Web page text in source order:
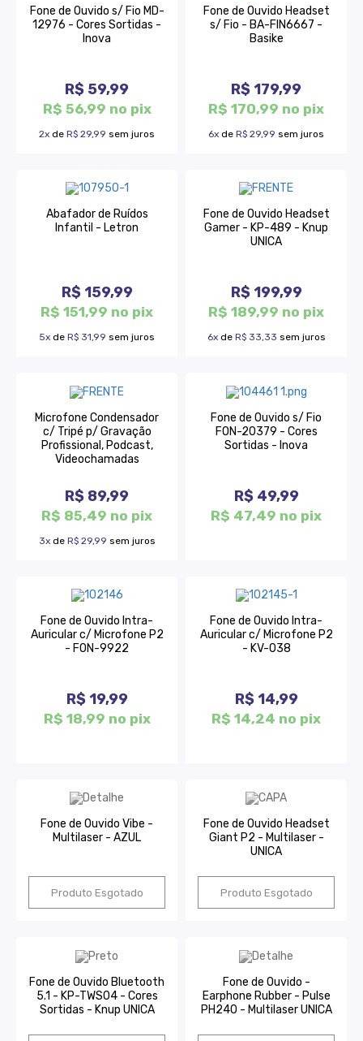
Fone de Ouvido s/ Fio MD-
12976 - Cores Sortidas -
Inova
R$ 59,99
R$ 56,99 no pix
2x de R$ 29,99 sem juros
Fone de Ouvido Headset
s/ Fio - BA-FIN6667 -
Basike
R$ 179,99
R$ 170,99 no pix
6x de R$ 29,99 sem juros
Abafador de Ruídos
Infantil - Letron
R$ 159,99
R$ 151,99 no pix
5x de R$ 31,99 sem juros
Fone de Ouvido Headset
Gamer - KP-489 - Knup
UNICA
R$ 199,99
R$ 189,99 no pix
6xde R$ 33,33 sem juros
Microfone Condensador
c/ Tripé p/ Gravação
Profissional, Podcast,
Videochamadas
R$ 89,99
R$ 85,49 no pix
3xde R$ 29,99 sem juros
Fone de Ouvido s/ Fio
FON-20379 - Cores
Sortidas - Inova
R$ 49,99
R$ 47,49 no pix
Fone de Ouvido Intra-
Auricular c/ Microfone P2
- FON-9922
R$ 19,99
R$ 18,99 no pix
Fone de Ouvido Intra-
Auricular c/ Microfone P2
- KV-038
R$ 14,99
R$ 14,24 no pix
Fone de Ouvido Vibe -
Multilaser - AZUL
Produto Esgotado
Fone de Ouvido Headset
Giant P2 - Multilaser -
UNICA
Produto Esgotado
Fone de Ouvido Bluetooth
5.1 - KP-TWS04 - Cores
Sortidas - Knup UNICA
Fone de Ouvido -
Earphone Rubber - Pulse
PH240 - Multilaser UNICA